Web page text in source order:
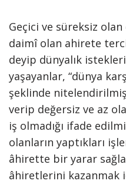
Geçici ve süreksiz olan
daimî olan ahirete
deyip dünyalık
yaşayanlar, “dünya
şeklinde
verip değersiz ve az
iş olmadığı ifade
olanların yaptıkları
âhirette bir yarar
âhiretlerini kazanmak